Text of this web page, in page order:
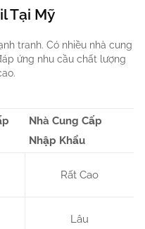
Tại Mỹ
tranh. Có nhiều nhà cung
ứng nhu cầu chất lượng
Nhà Cung Cấp
Nhập Khẩu
Rất Cao
Lâu